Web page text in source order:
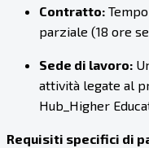
Contratto:
parziale (18 ore
Sede di lavoro:
attività legate al
Hub_Higher
Requisiti specifici di